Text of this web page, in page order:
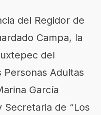
del Regidor de
Campa, la
del
Adultas
García
de “Los